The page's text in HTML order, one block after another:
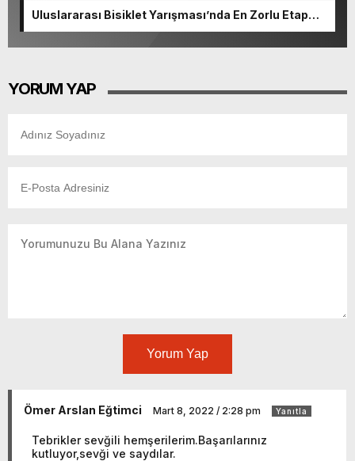
Uluslararası Bisiklet Yarışması’nda En Zorlu Etap
YORUM YAP
Yorum Yap
Ömer Arslan Eğtimci Mart 8, 2022 / 2:28 pm Yanıtla
Tebrikler sevğili hemşerilerim.Başarılarınız
kutluyor,sevği ve saydılar.